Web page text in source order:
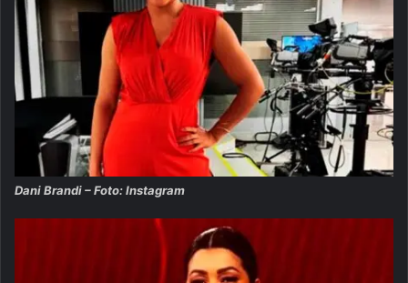
Dani Brandi – Foto: Instagram